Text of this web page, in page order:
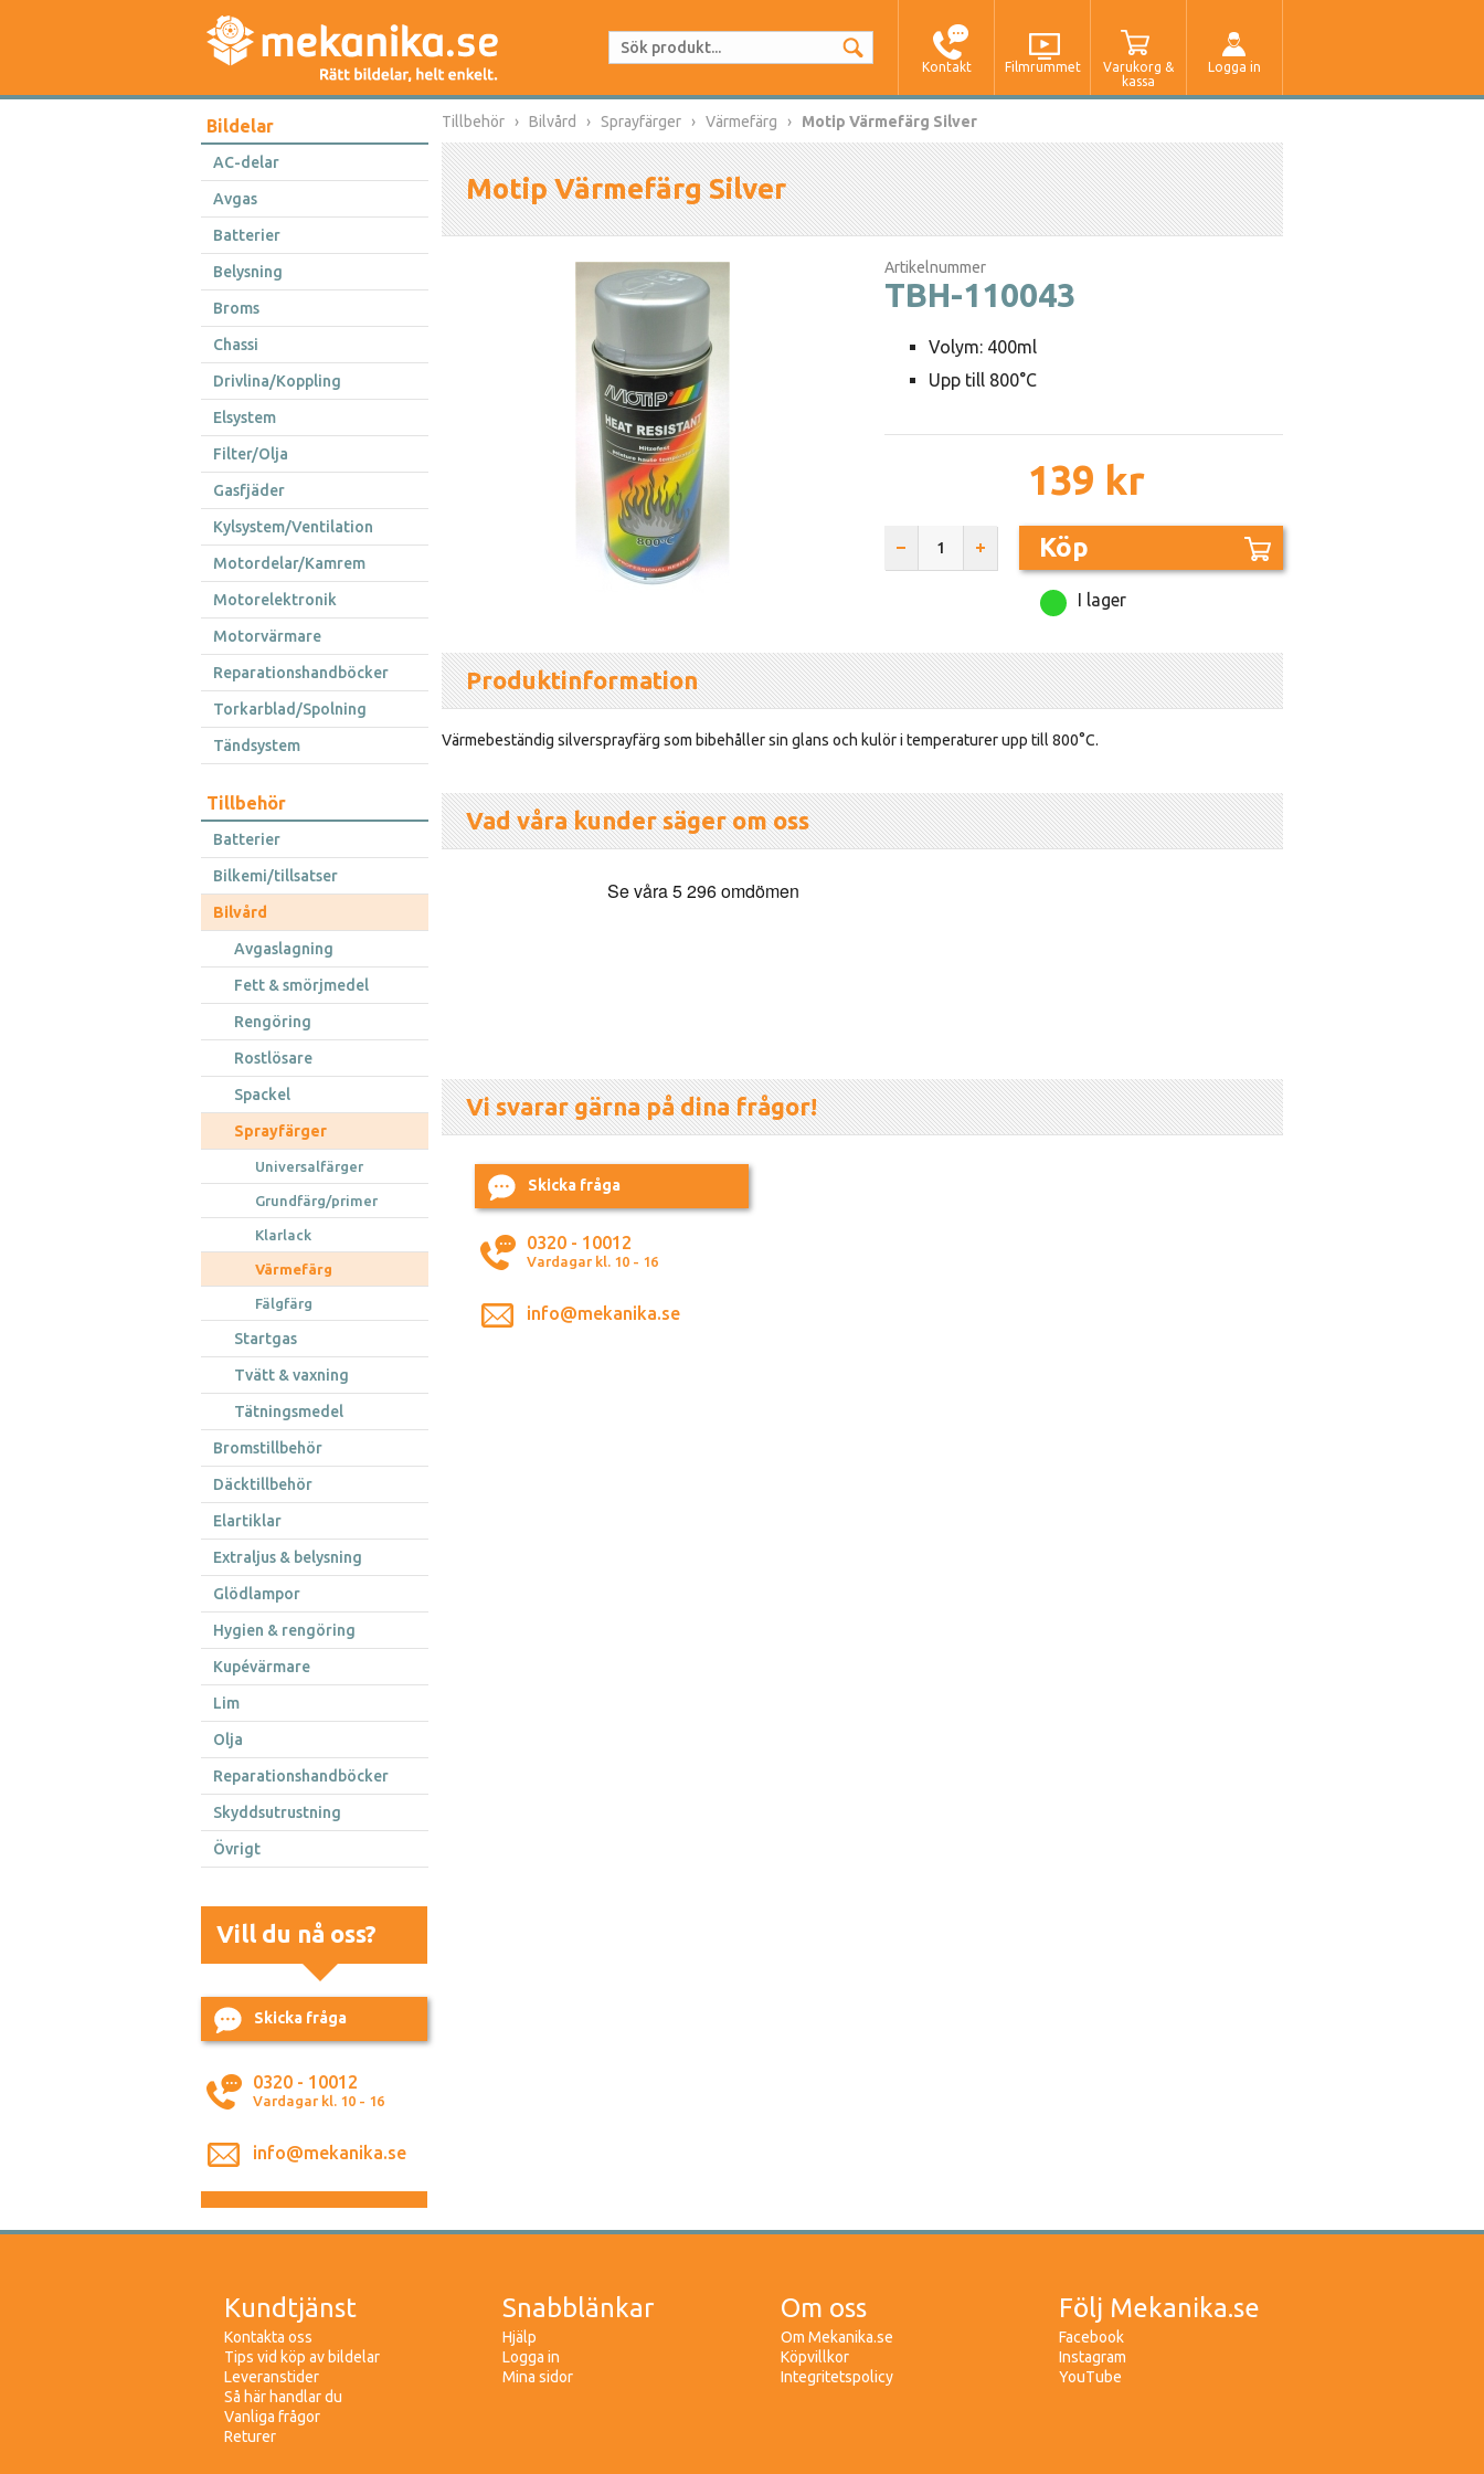
Kontakt Filmrummet
Varukorg &
kassa
Logga in
Bildelar
AC-delar
Avgas
Batterier
Belysning
Broms
Chassi
Drivlina/Koppling
Elsystem
Filter/Olja
Gasfjäder
Kylsystem/Ventilation
Motordelar/Kamrem
Motorelektronik
Motorvärmare
Reparationshandböcker
Torkarblad/Spolning
Tändsystem
Tillbehör
Batterier
Bilkemi/tillsatser
Bilvård
Avgaslagning
Fett & smörjmedel
Rengöring
Rostlösare
Spackel
Sprayfärger
Universalfärger
Grundfärg/primer
Klarlack
Värmefärg
Fälgfärg
Startgas
Tvätt & vaxning
Tätningsmedel
Bromstillbehör
Däcktillbehör
Elartiklar
Extraljus & belysning
Glödlampor
Hygien & rengöring
Kupévärmare
Lim
Olja
Reparationshandböcker
Skyddsutrustning
Övrigt
Vill du nå oss?
Skicka fråga
0320 - 10012
Vardagar kl. 10 - 16
info@mekanika.se
Tillbehör Bilvård Sprayfärger Värmefärg Motip Värmefärg Silver
Motip Värmefärg Silver
Artikelnummer
TBH-110043
Volym: 400ml
Upp till 800°C
139 kr
Köp
I lager
Produktinformation
Värmebeständig silversprayfärg som bibehåller sin glans och kulör i temperaturer upp till 800°C.
Vad våra kunder säger om oss
Vi svarar gärna på dina frågor!
Skicka fråga
0320 - 10012
Vardagar kl. 10 - 16
info@mekanika.se
Kundtjänst
Kontakta oss
Tips vid köp av bildelar
Leveranstider
Så här handlar du
Vanliga frågor
Returer
Snabblänkar
Hjälp
Logga in
Mina sidor
Om oss
Om Mekanika.se
Köpvillkor
Integritetspolicy
Följ Mekanika.se
Facebook
Instagram
YouTube